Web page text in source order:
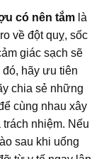
có nên tắm là
về đột quỵ, sốc
giác sạch sẽ
hãy ưu tiên
chia sẻ những
cùng nhau xây
nhiệm. Nếu
sau khi uống